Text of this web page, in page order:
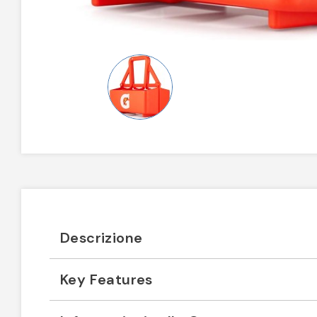
Descrizione
Key Features